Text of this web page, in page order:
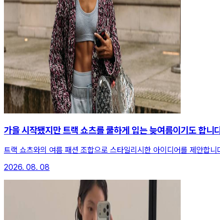
가을 시작됐지만 트랙 쇼츠를 쿨하게 입는 늦여름이기도 합니
트랙 쇼츠와의 여름 패션 조합으로 스타일리시한 아이디어를 제안합니
2026. 08. 08